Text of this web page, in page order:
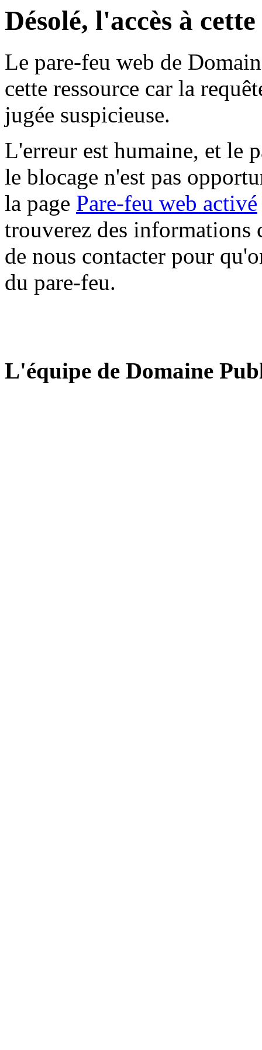
Désolé, l'accès à
Le pare-feu web de
cette ressource car la
jugée suspicieuse.
L'erreur est humaine, et le
le blocage n'est pas
la page Pare-feu web activé
trouverez des informations
de nous contacter pour
du pare-feu.
L'équipe de Domaine